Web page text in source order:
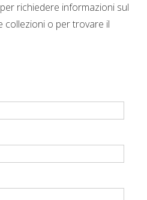
richiedere informazioni sul
collezioni o per trovare il